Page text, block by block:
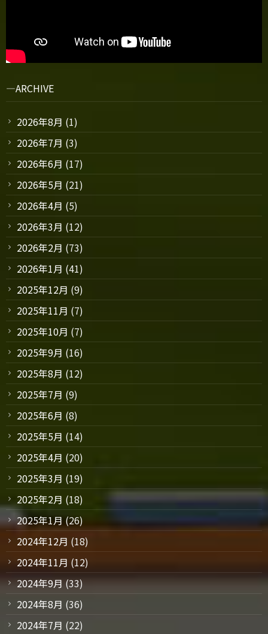
ARCHIVE
2026年8月 (1)
2026年7月 (3)
2026年6月 (17)
2026年5月 (21)
2026年4月 (5)
2026年3月 (12)
2026年2月 (73)
2026年1月 (41)
2025年12月 (9)
2025年11月 (7)
2025年10月 (7)
2025年9月 (16)
2025年8月 (12)
2025年7月 (9)
2025年6月 (8)
2025年5月 (14)
2025年4月 (20)
2025年3月 (19)
2025年2月 (18)
2025年1月 (26)
2024年12月 (18)
2024年11月 (12)
2024年9月 (33)
2024年8月 (36)
2024年7月 (22)